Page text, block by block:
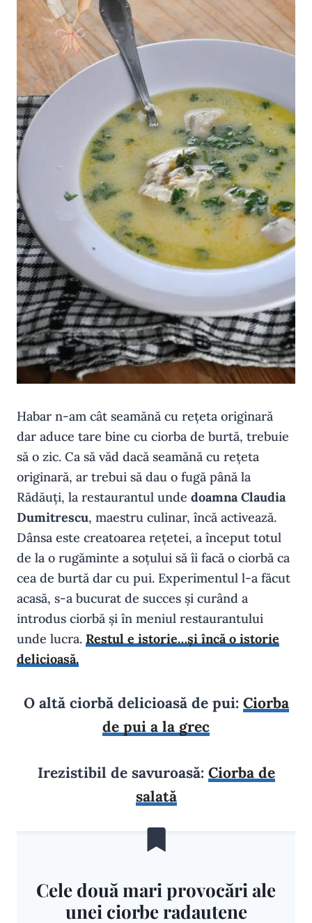
Habar n-am cât seamănă cu rețeta originară
dar aduce tare bine cu ciorba de burtă, trebuie
să o zic. Ca să văd dacă seamănă cu rețeta
originară, ar trebui să dau o fugă până la
Rădăuți, la restaurantul unde doamna Claudia
Dumitrescu, maestru culinar, încă activează.
Dânsa este creatoarea rețetei, a început totul
de la o rugăminte a soțului să îi facă o ciorbă ca
cea de burtă dar cu pui. Experimentul l-a făcut
acasă, s-a bucurat de succes și curând a
introdus ciorbă și în meniul restaurantului
unde lucra. Restul e istorie…și încă o istorie
delicioasă.
O altă ciorbă delicioasă de pui: Ciorba
de pui a la grec
Irezistibil de savuroasă: Ciorba de
salată
Cele două mari provocări ale
unei ciorbe radautene